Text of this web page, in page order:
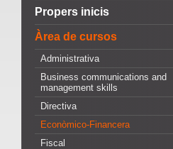
Propers inicis
Àrea de cursos
Administrativa
Business communications and
management skills
Directiva
Econòmico-Financera
Fiscal